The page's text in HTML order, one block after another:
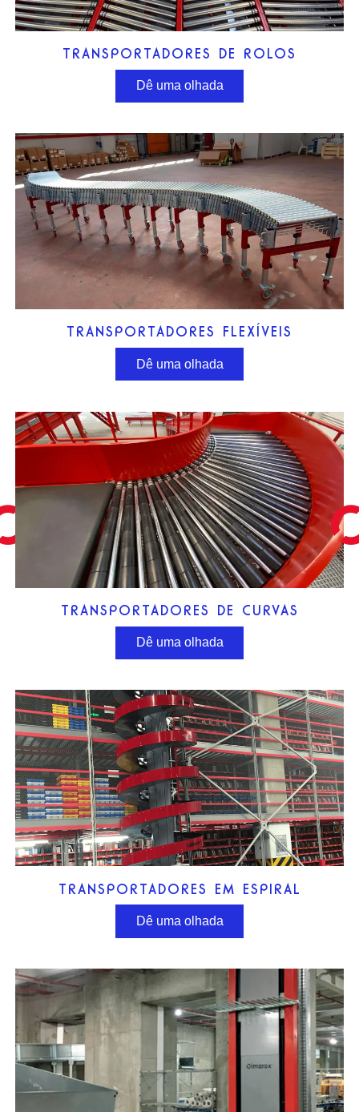
TRANSPORTADORES DE ROLOS
Dê uma olhada
TRANSPORTADORES FLEXÍVEIS
Dê uma olhada
TRANSPORTADORES DE CURVAS
Dê uma olhada
TRANSPORTADORES EM ESPIRAL
Dê uma olhada